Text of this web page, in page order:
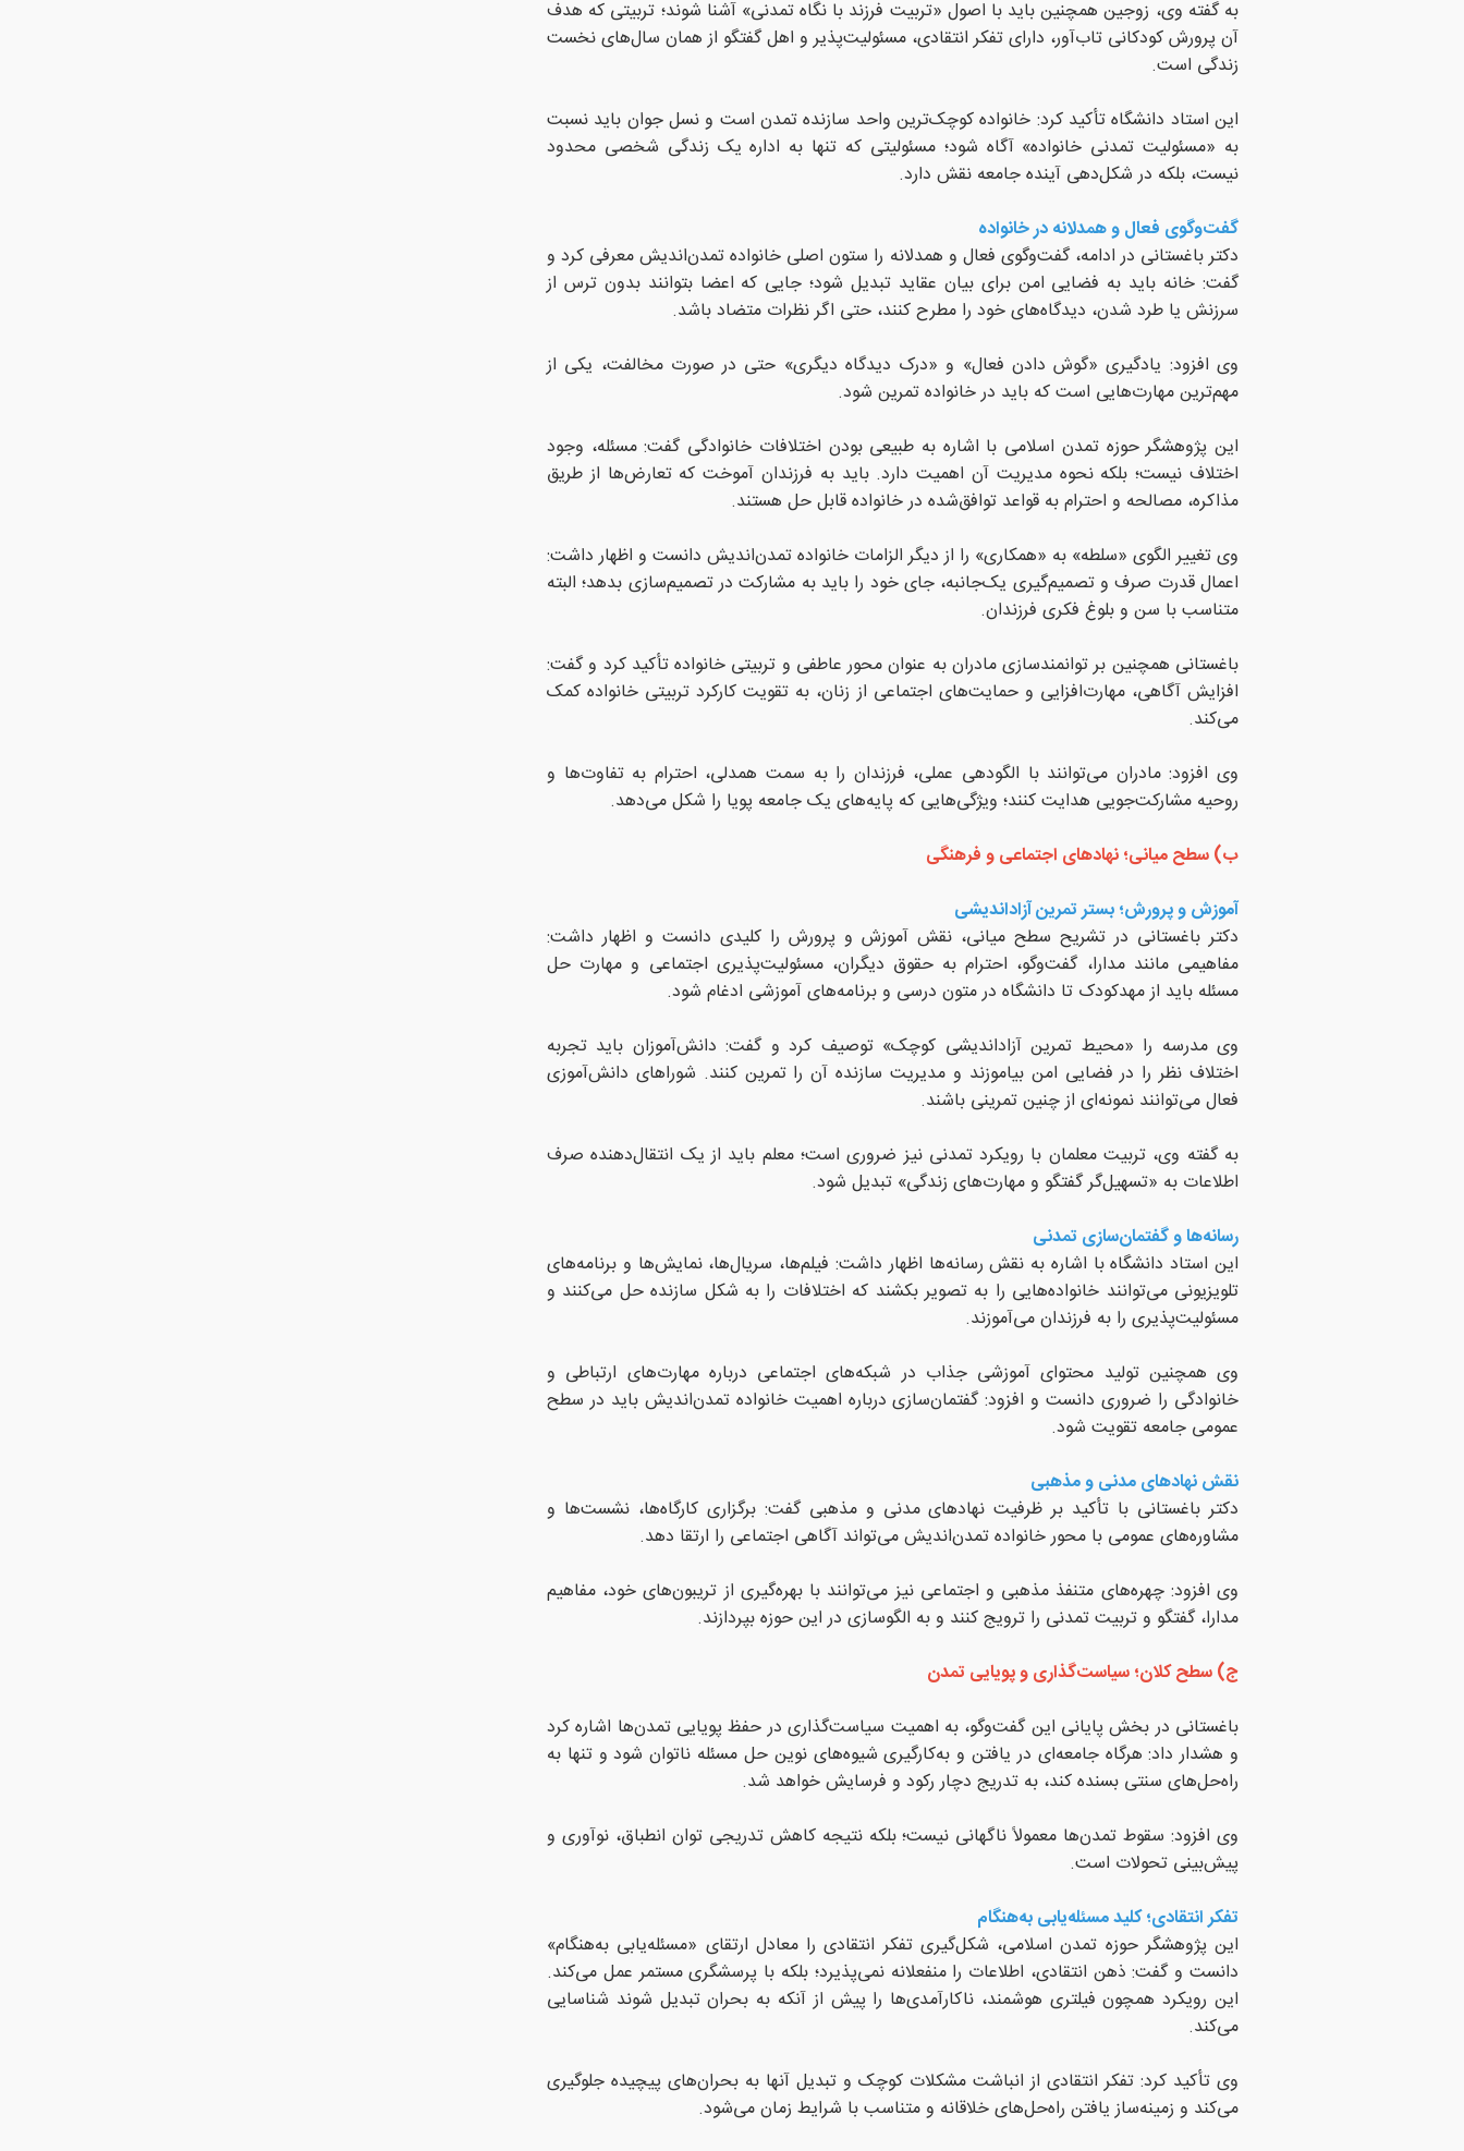
به گفته وی، زوجین همچنین باید با اصول «تربیت فرزند با نگاه تمدنی» آشنا شوند؛ تربیتی که هدف
آن پرورش کودکانی تاب‌آور، دارای تفکر انتقادی، مسئولیت‌پذیر و اهل گفتگو از همان سال‌های نخست
زندگی است.
این استاد دانشگاه تأکید کرد: خانواده کوچک‌ترین واحد سازنده تمدن است و نسل جوان باید نسبت
به «مسئولیت تمدنی خانواده» آگاه شود؛ مسئولیتی که تنها به اداره یک زندگی شخصی محدود
نیست، بلکه در شکل‌دهی آینده جامعه نقش دارد.
گفت‌وگوی فعال و همدلانه در خانواده
دکتر باغستانی در ادامه، گفت‌وگوی فعال و همدلانه را ستون اصلی خانواده تمدن‌اندیش معرفی کرد و
گفت: خانه باید به فضایی امن برای بیان عقاید تبدیل شود؛ جایی که اعضا بتوانند بدون ترس از
سرزنش یا طرد شدن، دیدگاه‌های خود را مطرح کنند، حتی اگر نظرات متضاد باشد.
وی افزود: یادگیری «گوش دادن فعال» و «درک دیدگاه دیگری» حتی در صورت مخالفت، یکی از
مهم‌ترین مهارت‌هایی است که باید در خانواده تمرین شود.
این پژوهشگر حوزه تمدن اسلامی با اشاره به طبیعی بودن اختلافات خانوادگی گفت: مسئله، وجود
اختلاف نیست؛ بلکه نحوه مدیریت آن اهمیت دارد. باید به فرزندان آموخت که تعارض‌ها از طریق
مذاکره، مصالحه و احترام به قواعد توافق‌شده در خانواده قابل حل هستند.
وی تغییر الگوی «سلطه» به «همکاری» را از دیگر الزامات خانواده تمدن‌اندیش دانست و اظهار داشت:
اعمال قدرت صرف و تصمیم‌گیری یک‌جانبه، جای خود را باید به مشارکت در تصمیم‌سازی بدهد؛ البته
متناسب با سن و بلوغ فکری فرزندان.
باغستانی همچنین بر توانمندسازی مادران به عنوان محور عاطفی و تربیتی خانواده تأکید کرد و گفت:
افزایش آگاهی، مهارت‌افزایی و حمایت‌های اجتماعی از زنان، به تقویت کارکرد تربیتی خانواده کمک
می‌کند.
وی افزود: مادران می‌توانند با الگودهی عملی، فرزندان را به سمت همدلی، احترام به تفاوت‌ها و
روحیه مشارکت‌جویی هدایت کنند؛ ویژگی‌هایی که پایه‌های یک جامعه پویا را شکل می‌دهد.
ب) سطح میانی؛ نهادهای اجتماعی و فرهنگی
آموزش و پرورش؛ بستر تمرین آزاداندیشی
دکتر باغستانی در تشریح سطح میانی، نقش آموزش و پرورش را کلیدی دانست و اظهار داشت:
مفاهیمی مانند مدارا، گفت‌وگو، احترام به حقوق دیگران، مسئولیت‌پذیری اجتماعی و مهارت حل
مسئله باید از مهدکودک تا دانشگاه در متون درسی و برنامه‌های آموزشی ادغام شود.
وی مدرسه را «محیط تمرین آزاداندیشی کوچک» توصیف کرد و گفت: دانش‌آموزان باید تجربه
اختلاف نظر را در فضایی امن بیاموزند و مدیریت سازنده آن را تمرین کنند. شوراهای دانش‌آموزی
فعال می‌توانند نمونه‌ای از چنین تمرینی باشند.
به گفته وی، تربیت معلمان با رویکرد تمدنی نیز ضروری است؛ معلم باید از یک انتقال‌دهنده صرف
اطلاعات به «تسهیل‌گر گفتگو و مهارت‌های زندگی» تبدیل شود.
رسانه‌ها و گفتمان‌سازی تمدنی
این استاد دانشگاه با اشاره به نقش رسانه‌ها اظهار داشت: فیلم‌ها، سریال‌ها، نمایش‌ها و برنامه‌های
تلویزیونی می‌توانند خانواده‌هایی را به تصویر بکشند که اختلافات را به شکل سازنده حل می‌کنند و
مسئولیت‌پذیری را به فرزندان می‌آموزند.
وی همچنین تولید محتوای آموزشی جذاب در شبکه‌های اجتماعی درباره مهارت‌های ارتباطی و
خانوادگی را ضروری دانست و افزود: گفتمان‌سازی درباره اهمیت خانواده تمدن‌اندیش باید در سطح
عمومی جامعه تقویت شود.
نقش نهادهای مدنی و مذهبی
دکتر باغستانی با تأکید بر ظرفیت نهادهای مدنی و مذهبی گفت: برگزاری کارگاه‌ها، نشست‌ها و
مشاوره‌های عمومی با محور خانواده تمدن‌اندیش می‌تواند آگاهی اجتماعی را ارتقا دهد.
وی افزود: چهره‌های متنفذ مذهبی و اجتماعی نیز می‌توانند با بهره‌گیری از تریبون‌های خود، مفاهیم
مدارا، گفتگو و تربیت تمدنی را ترویج کنند و به الگوسازی در این حوزه بپردازند.
ج) سطح کلان؛ سیاست‌گذاری و پویایی تمدن
باغستانی در بخش پایانی این گفت‌وگو، به اهمیت سیاست‌گذاری در حفظ پویایی تمدن‌ها اشاره کرد
و هشدار داد: هرگاه جامعه‌ای در یافتن و به‌کارگیری شیوه‌های نوین حل مسئله ناتوان شود و تنها به
راه‌حل‌های سنتی بسنده کند، به تدریج دچار رکود و فرسایش خواهد شد.
وی افزود: سقوط تمدن‌ها معمولاً ناگهانی نیست؛ بلکه نتیجه کاهش تدریجی توان انطباق، نوآوری و
پیش‌بینی تحولات است.
تفکر انتقادی؛ کلید مسئله‌یابی به‌هنگام
این پژوهشگر حوزه تمدن اسلامی، شکل‌گیری تفکر انتقادی را معادل ارتقای «مسئله‌یابی به‌هنگام»
دانست و گفت: ذهن انتقادی، اطلاعات را منفعلانه نمی‌پذیرد؛ بلکه با پرسشگری مستمر عمل می‌کند.
این رویکرد همچون فیلتری هوشمند، ناکارآمدی‌ها را پیش از آنکه به بحران تبدیل شوند شناسایی
می‌کند.
وی تأکید کرد: تفکر انتقادی از انباشت مشکلات کوچک و تبدیل آنها به بحران‌های پیچیده جلوگیری
می‌کند و زمینه‌ساز یافتن راه‌حل‌های خلاقانه و متناسب با شرایط زمان می‌شود.